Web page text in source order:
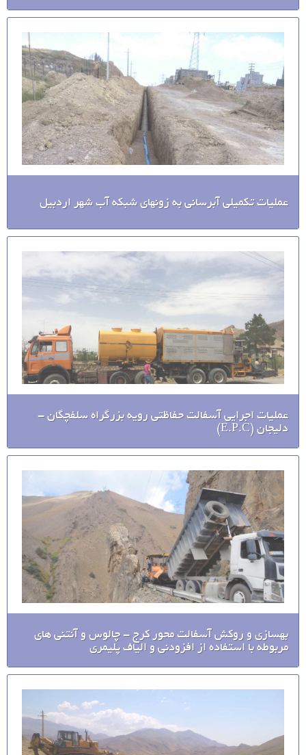
عملیات تکمیلی آبرسانی به زونهای شبکه آب شهر اردبیل
عملیات اجرایی آسفالت حفاظتی رویه بزرگراه سلفچگان -
دلیجان (E.P.C)
بهسازی و روکش آسفالت محور کرج - چالوس و آنتنی های
مربوطه با استفاده از افزودنی و الیاف پلیمری